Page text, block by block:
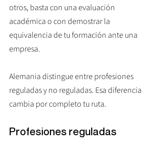
otros, basta con una evaluación
académica o con demostrar la
equivalencia de tu formación ante una
empresa.
Alemania distingue entre profesiones
reguladas y no reguladas. Esa diferencia
cambia por completo tu ruta.
Profesiones reguladas